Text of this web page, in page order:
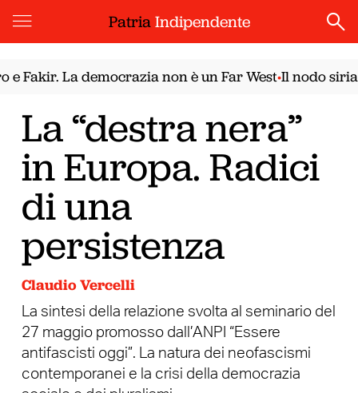
PatriaIndipendente
La democrazia non è un Far West•Il nodo siriano.
La “destra nera”
in Europa. Radici
di una
persistenza
Claudio Vercelli
La sintesi della relazione svolta al seminario del
27 maggio promosso dall’ANPI “Essere
antifascisti oggi”. La natura dei neofascismi
contemporanei e la crisi della democrazia